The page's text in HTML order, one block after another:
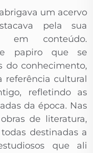
um acervo
pela sua
em conteúdo.
papiro que se
do conhecimento,
referência cultural
refletindo as
da época. Nas
de literatura,
destinadas a
que ali